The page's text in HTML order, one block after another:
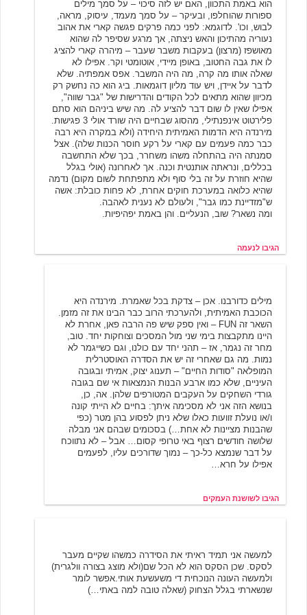
הוא באמת התכוון, האם יש לזה סיכוי – על סמך מילים
ספורות שהוחלפו, ובעיקר – על סמך מעמד, עיסוק, מראה,
לבוש, וכו'. לדוגמא: לפני כמה פרקים פגשה קארי את אהוב
נעוריה מהתיכון והאש ניצתה, אך מרגע שסיפר לה שהוא
מאושפז (מרצון) בעקבות משבר שעבר – מיהרה קארי להציג
לו את גבה החטוב, באופן מיידי, אוטומטי וקר. אפילו לא
שאלה אותו מה קרה, מה היה המשבר. אפס אמפתיה. שלא
לדבר על איידן, ויש עוד מליון דוגמאות. ביג הוא כה נחשק רק
מכיוון שהוא מתאים לכל הקודים והדרישות של "גבר שווה",
אפילו שאין לו שום דבר להציע לה. מה שיש ביניהם הוא סתם
פלירטוט אינפנתילי, מהסוג שבחיים היה שורד אולי 3 פגישות.
מירנדה היא הדמות האמיתית היחידה (ולא במקרה היא רבה
כבר כמה פעמים עם קארי על רקע חוסר הכנות שלה). אצל
סמנתה היה בהתחלה משהו משחרר, בכך שלא התחשבה
בכללים, ונראתה אותנטית וכנה. אך לאחרונה (אולי בגלל
שהיא חוזרת על זה בלי סוף ולא מתפתחת לשום מקום) נדמה
שהיא כלואה במערכת חוקים אחרת, לא פחות כובלת: אשה
ש"מזדיינת כמו גבר", ולעולם לא נענית לאהבה.
ומה נשאר? שוב, הנעליים. והן באמת יפהיפיות.
הגיבו לנעמה
מילים כדורבנו. אכן – צדקת בכל שאמרת. מירנדה היא
הכוכבת האמיתית, ולהערכתי הרוב כבר הבינו את זה מזמן.
השאר זה FUN – ואין ספק שיש פה הרבה פאן, אחרת לא
היינו מתקבצות בימי שני מול המסכים וצוחקות יחד. טוב,
מחר זה נגמר, אז – תהני יחד עם כולנו, וגם כשייגמר לא
נמות. מה גם שאחרי זה יש את הסדרה האוסטרלית
המופלאה "סודות החיים" – תענוג יצוק, אמיתי ובגובה
העיניים, שלא כמו ארבע הבנות הנמצאות אי שם בגובה
גורדי השחקים על העקבים המטורפים שלהן. אה, כן,
בנושא הזה אני לא מסכימה איתך: בחיים לא הייתי קונה
ו/או נועלת זוועות כאלו שלא ניתן לפסוע בהן מטר (כפי
שהבנות מציינות לא אחת…) בסכומים שבהם אני מבלה
שלושה חודשים רצוף באי טרופי קסום… אבל – לא נתווכח
על דבר שנמצא כל-כך – נמוך שדורכים עליו, לפעמים
אפילו על חרא…
הגיבו לשושנת העמקים
למעשה אני תמיד ראיתי את הסידרה כמשהו שקיים מעבר
לסקס. שכן הסקס הוא לא הכל שם(ולא מוצג בצורה וולגרית)
ולמעשה העונה הנוכחית די משעשעת אותי.אפשר לומר
שנשארתי בגלל הצחוק (שאלה טובה למה באתי…)